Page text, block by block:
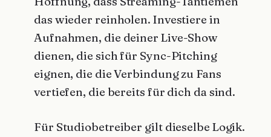
das wieder reinholen. Investiere in
Aufnahmen, die deiner Live-Show
dienen, die sich für Sync-Pitching
eignen, die die Verbindung zu Fans
vertiefen, die bereits für dich da sind.
Für Studiobetreiber gilt dieselbe Logik.